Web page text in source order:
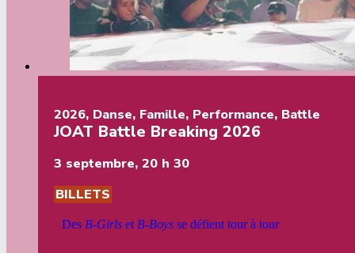
2026, Danse, Famille, Performance, Battle
JOAT Battle Breaking 2026
3 septembre, 20 h 30
BILLETS
Des B-Girls etB-Boys se défient tour à tour